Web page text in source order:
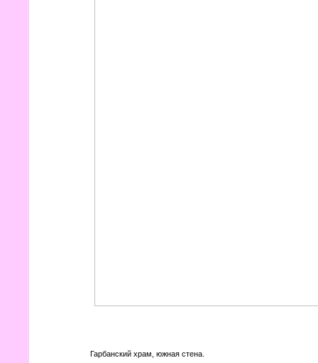
Гарбанский храм, южная стена.